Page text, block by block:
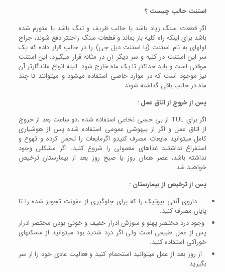
استنت حالب چیست ؟
اگر قطعات سنگ زیاد باشد یا حالب ظریف و تنگ باشد یا متورم شده
باشد برای اینکه راه کلیه باز بماند و قطعات سنگ راحت­تر دفع شوند، جراح
لوله­ای به نام استنت (یا استنت دبل جی) را در حالب قرار داده که یک
سر این استنت در کلیه و سر دیگر آن در مثانه قرار می­گیرد. این استنت
موقتی است و باید حداکثر تا یک ماه خارج شود. البته انواع ماندگارتر آن
نیز موجود است که در موارد خاصی استفاده می­شود و می­توانند تا چند
ماه در حالب باقی گذاشته شوند.
پس از خروج از اتاق عمل :
اگر برای TUL از بی­ حسی نخاعی استفاده شده ،دو ساعت بعد از خروج
از اتاق عمل و اگر از بی­هوشی عمومی استفاده شده پس از هوشیاری
کامل می­توانید مایعات مصرف کنیدو اگرمایعات را تحمل کرده و تهوع و
استفراغ نداشتید غذاهای معمولی را شروع کنید. اگر مشکلی وجود
نداشته باشد، عصر همان روز یا صبح روز بعد از بیمارستان ترخیص
خواهید شد.
پس از ترخیص از بیمارستان :
داروی آنتی بیوتیک را که برای جلوگیری از عفونت تجویز شده را تا
پایان مصرف کنید.
وجود درد مختصر پهلو و سوزش ادرار خفیف و خونی بودن مختصر ادرار
پس از عمل طبیعی است ولی اگر درد شدید بود می­توانید از مسکن­های
خوراکی استفاده کنید.
از روز بعد از عمل می­توانید استحمام کنید و فعالیت عادی خود را از سر
بگیرید.